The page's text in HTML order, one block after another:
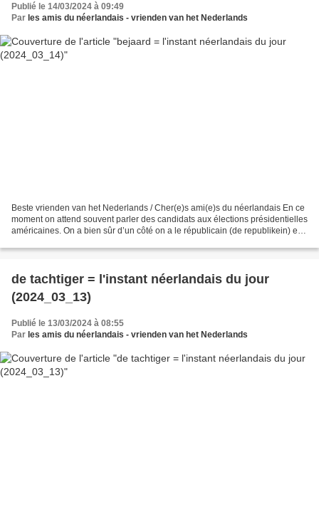
Publié le 14/03/2024 à 09:49
Par les amis du néerlandais - vrienden van het Nederlands
Beste vrienden van het Nederlands / Cher(e)s ami(e)s du néerlandais En ce
moment on attend souvent parler des candidats aux élections présidentielles
américaines. On a bien sûr d’un côté on a le républicain (de republikein) et
de tachtiger = l'instant néerlandais du jour
(2024_03_13)
Publié le 13/03/2024 à 08:55
Par les amis du néerlandais - vrienden van het Nederlands